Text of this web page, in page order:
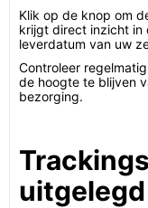
Klik op de knop om
krijgt direct inzicht in
leverdatum van uw
Controleer
de hoogte te blijven
bezorging.